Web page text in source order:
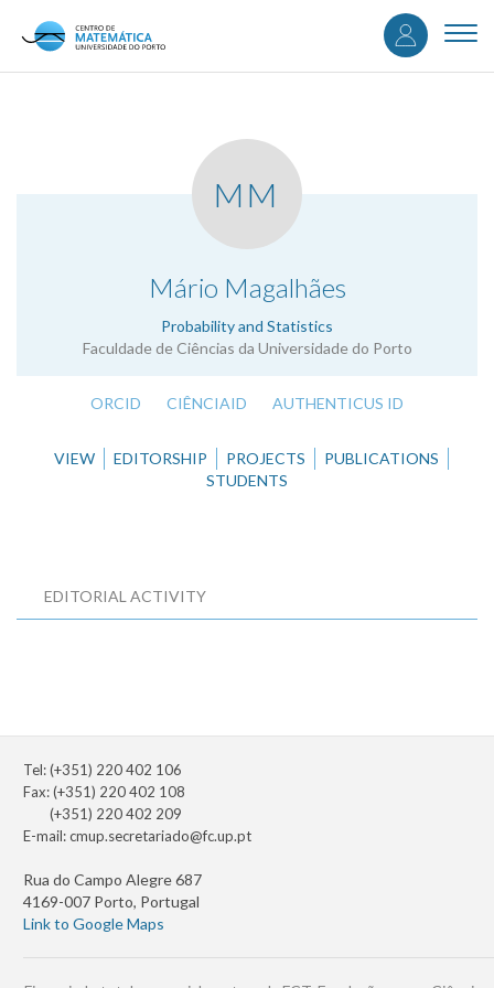
content
User
MM
Mário Magalhães
Probability and Statistics
Faculdade de Ciências da Universidade do Porto
ORCID CIÊNCIAID AUTHENTICUS ID
VIEW EDITORSHIP PROJECTS
PUBLICATIONS
STUDENTS
EDITORIAL ACTIVITY
Tel: (+351) 220 402 106
Fax: (+351) 220 402 108
(+351) 220 402 209
E-mail:cmup.secretariado@fc.up.pt
Rua do Campo Alegre 687
4169-007 Porto, Portugal
Link to Google Maps